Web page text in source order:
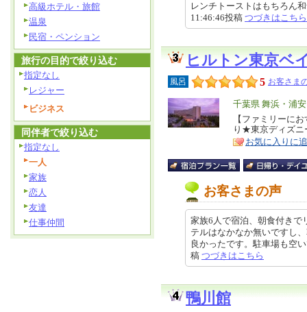
レンチトーストはもちろん
11:46:46投稿 つづきはこちら
ヒルトン東京ベ
風呂 5 お客さま
エ
リ
ア
千葉県 舞浜・浦
特
徴
【ファミリーに
り★東京ディズニ
お気に入りに
お客さまの声
家族6人で宿泊、朝食付きで
テルはなかなか無いですし
良かったです。駐車場も空
稿 つづきはこちら
鴨川館
高級ホテル・旅館
温泉
民宿・ペンション
旅行の目的で絞り込む
指定なし
レジャー
ビジネス
同伴者で絞り込む
指定なし
一人
家族
恋人
友達
仕事仲間